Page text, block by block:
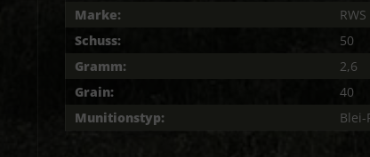
Marke:
RWS
Schuss:
50
Gramm:
2,6
Grain:
40
Munitionstyp: